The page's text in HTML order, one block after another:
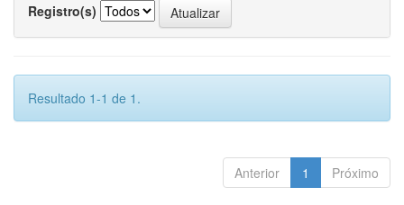
Registro(s)
Resultado 1-1 de 1.
Anterior 1 Próximo